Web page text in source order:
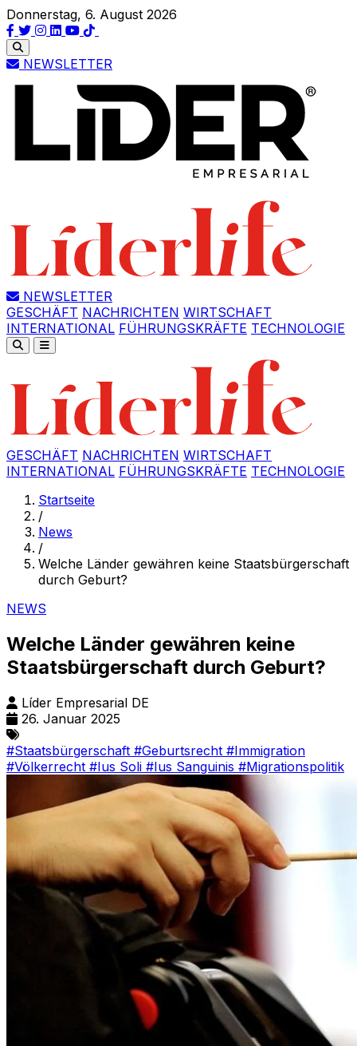
Donnerstag, 6. August 2026
NEWSLETTER
NEWSLETTER
GESCHÄFT NACHRICHTEN WIRTSCHAFT
INTERNATIONAL FÜHRUNGSKRÄFTE TECHNOLOGIE
GESCHÄFT NACHRICHTEN WIRTSCHAFT
INTERNATIONAL FÜHRUNGSKRÄFTE TECHNOLOGIE
Startseite
/
News
/
Welche Länder gewähren keine Staatsbürgerschaft
durch Geburt?
NEWS
Welche Länder gewähren keine
Staatsbürgerschaft durch Geburt?
Líder Empresarial DE
26. Januar 2025
#Staatsbürgerschaft #Geburtsrecht #Immigration
#Völkerrecht #Ius Soli #Ius Sanguinis #Migrationspolitik